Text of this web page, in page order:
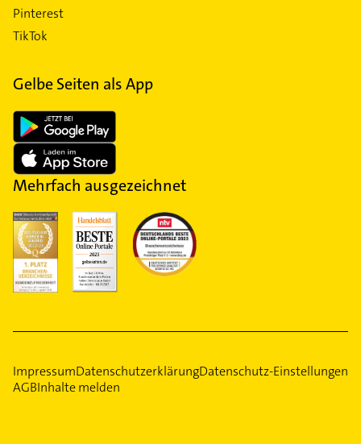
Pinterest
TikTok
Gelbe Seiten als App
Mehrfach ausgezeichnet
ImpressumDatenschutzerklärungDatenschutz-Einstellungen
AGBInhalte melden